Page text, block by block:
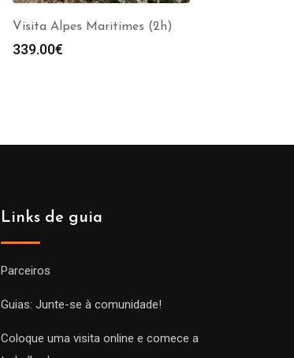
Visita Alpes Maritimes (2h)
339.00€
Links de guia
Parceiros
Guias: Junte-se à comunidade!
Coloque uma visita online e comece a